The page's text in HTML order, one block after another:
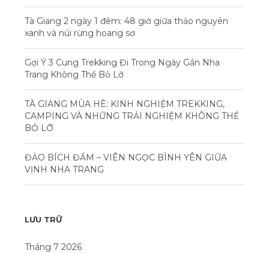
Tà Giang 2 ngày 1 đêm: 48 giờ giữa thảo nguyên
xanh và núi rừng hoang sơ
Gợi Ý 3 Cung Trekking Đi Trong Ngày Gần Nha
Trang Không Thể Bỏ Lỡ
TÀ GIANG MÙA HÈ: KINH NGHIỆM TREKKING,
CAMPING VÀ NHỮNG TRẢI NGHIỆM KHÔNG THỂ
BỎ LỠ
ĐẢO BÍCH ĐẦM – VIÊN NGỌC BÌNH YÊN GIỮA
VỊNH NHA TRANG
LƯU TRỮ
Tháng 7 2026